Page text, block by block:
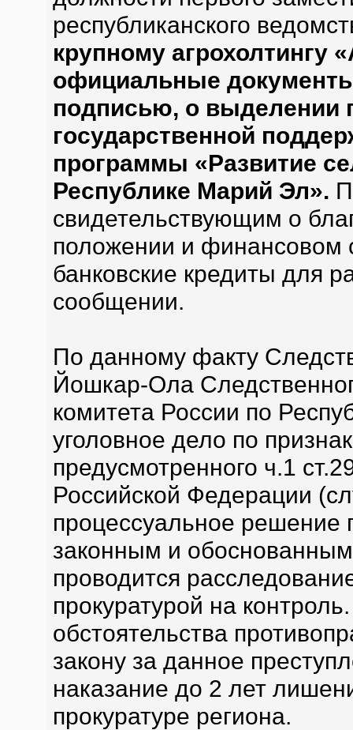
республиканского
крупному агрохолтингу
официальные
подписью, о выделении
государственной
программы «Развитие
Республике Марий Эл».
свидетельствующим о
положении и финансовом
банковские кредиты для
сообщении.
По данному факту
Йошкар-Ола
комитета России по
уголовное дело по
предусмотренного ч.1
Российской Федерации
процессуальное решение
законным и
проводится
прокуратурой на
обстоятельства
закону за данное
наказание до 2 лет
прокуратуре региона.